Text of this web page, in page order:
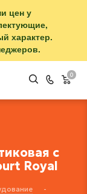
цен у
характер.
0
с
Royal
-